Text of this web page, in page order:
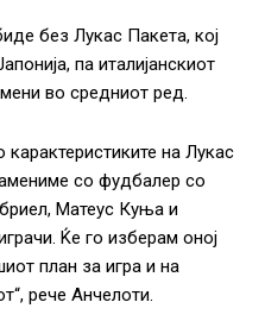
без Лукас Пакета, кој
па италијанскиот
во средниот ред.
на Лукас
со фудбалер со
Матеус Куња и
Ќе го изберам оној
план за игра и на
рече Анчелоти.